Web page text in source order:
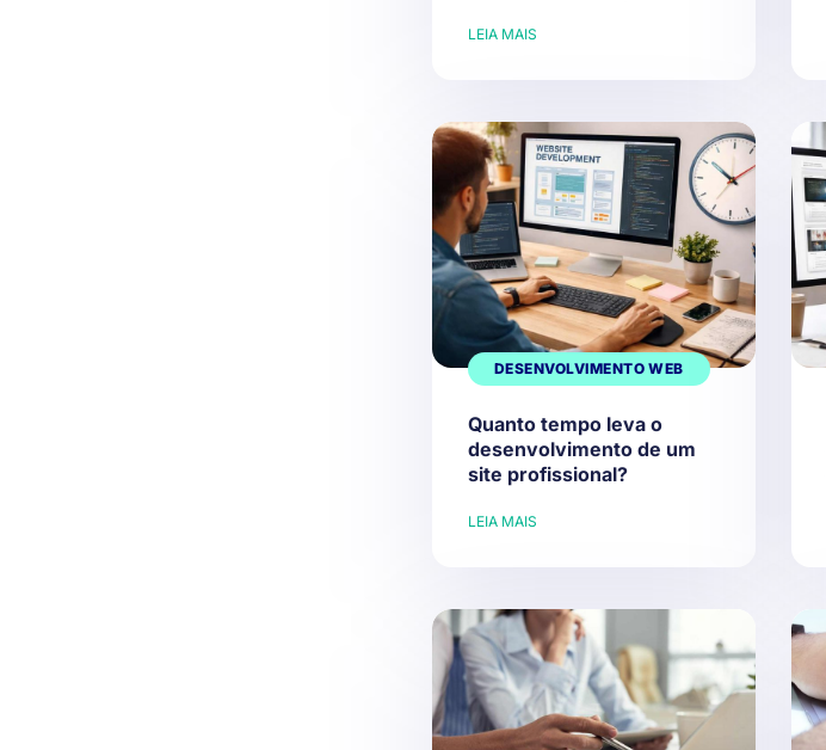
LEIA MAIS
DESENVOLVIMENTO WEB
Quanto tempo leva o
desenvolvimento de um
site profissional?
LEIA MAIS